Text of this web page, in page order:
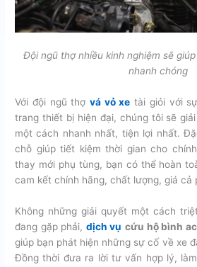
Đội ngũ thợ nhiều kinh nghiệm sẽ
nhanh chóng
Với đội ngũ thợ vá vỏ xe tài giỏi với
trang thiết bị hiện đại, chúng tôi sẽ
một cách nhanh nhất, tiện lợi nhất.
chỗ giúp tiết kiệm thời gian cho
thay mới phụ tùng, bạn có thể hoàn
cam kết chính hãng, chất lượng, giá cả
Không những giải quyết một cách
đang gặp phải, dịch vụ cứu hộ bình
giúp bạn phát hiện những sự cố về xe
Đồng thời đưa ra lời tư vấn hợp lý,